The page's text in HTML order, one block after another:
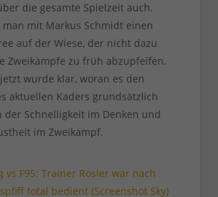
die gesamte Spielzeit auch.
man mit Markus Schmidt einen
auf der Wiese, der nicht dazu
Zweikämpfe zu früh abzupfeifen.
wurde klar, woran es den
aktuellen Kaders grundsätzlich
der Schnelligkeit im Denken und
im Zweikampf.